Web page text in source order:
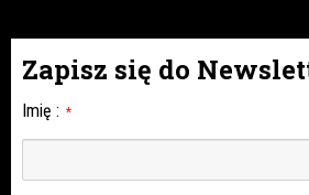
Zapisz się do
Imię : *